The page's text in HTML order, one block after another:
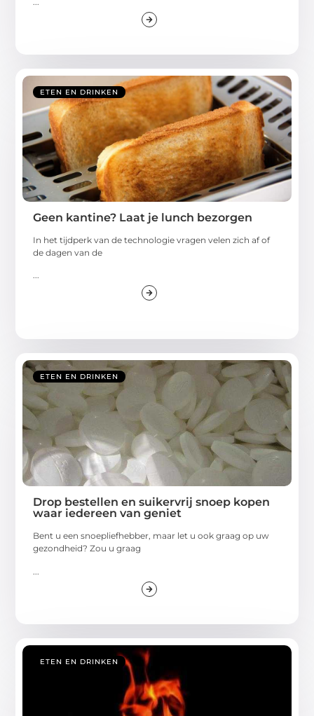
ETEN EN DRINKEN
Geen kantine? Laat je lunch bezorgen
In het tijdperk van de technologie vragen velen zich af of
de dagen van de
...
ETEN EN DRINKEN
Drop bestellen en suikervrij snoep kopen
waar iedereen van geniet
Bent u een snoepliefhebber, maar let u ook graag op uw
gezondheid? Zou u graag
ETEN EN DRINKEN